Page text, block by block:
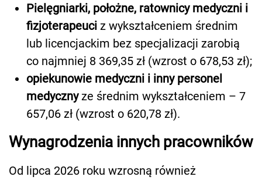
Pielęgniarki, położne, ratownicy medyczni i
fizjoterapeuci z wykształceniem średnim
lub licencjackim bez specjalizacji zarobią
co najmniej 8 369,35 zł (wzrost o 678,53 zł);
opiekunowie medyczni i inny personel
medycznyze średnim wykształceniem – 7
657,06 zł (wzrost o 620,78 zł).
Wynagrodzenia innych pracowników
Od lipca 2026 roku wzrosną również